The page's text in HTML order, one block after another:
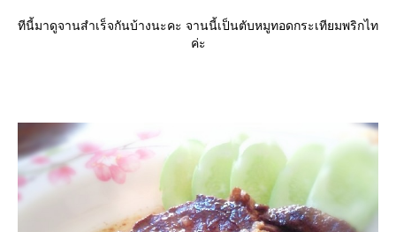
ทีนี้มาดูจานสำเร็จกันบ้างนะคะ จานนี้เป็นตับหมูทอดกระเทียมพริกไท
ค่ะ